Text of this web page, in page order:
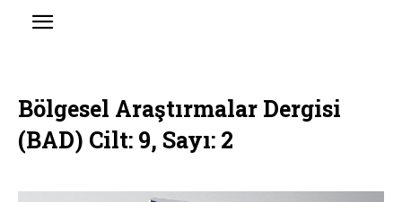
Bölgesel Araştırmalar Dergisi
(BAD) Cilt: 9, Sayı: 2